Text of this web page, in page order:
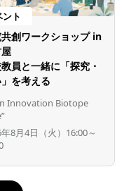
ント
創ワークショップ in
員と一緒に「探究・
を考える
Innovation Biotope
8月4日（火）16:00～